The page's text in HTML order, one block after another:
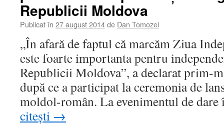
Republicii Moldova
Publicat în 27 august 2014de Dan Tomozei
„În afară de faptul că marcăm Ziua
este foarte importanta pentru
Republicii Moldova”, a declarat prim-
după ce a participat la ceremonia de
moldol-român. La evenimentul de
citești →